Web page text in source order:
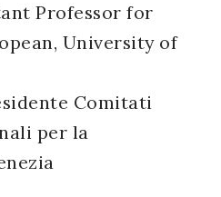
Professor for
University of
Comitati
per la